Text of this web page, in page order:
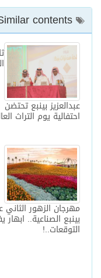
عبدالعزيز بينبع تحتضن
احتفالية يوم التراث
مهرجان الزهور
بينبع الصناعية.. ابهار
التوقعات..!